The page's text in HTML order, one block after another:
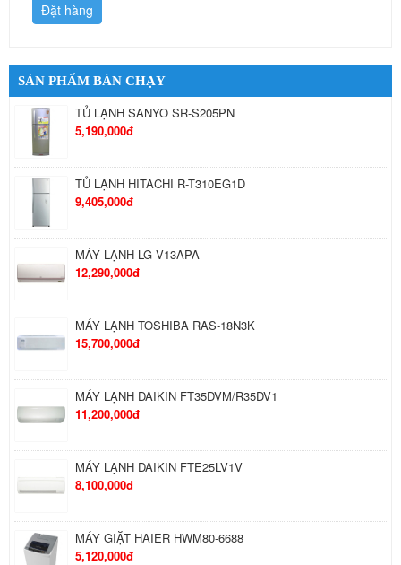
Đặt hàng
SẢN PHẨM BÁN CHẠY
TỦ LẠNH SANYO SR-S205PN
5,190,000đ
TỦ LẠNH HITACHI R-T310EG1D
9,405,000đ
MÁY LẠNH LG V13APA
12,290,000đ
MÁY LẠNH TOSHIBA RAS-18N3K
15,700,000đ
MÁY LẠNH DAIKIN FT35DVM/R35DV1
11,200,000đ
MÁY LẠNH DAIKIN FTE25LV1V
8,100,000đ
MÁY GIẶT HAIER HWM80-6688
5,120,000đ